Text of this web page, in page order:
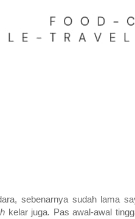
sebenarnya sudah lama
kelar juga. Pas awal-awal